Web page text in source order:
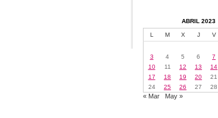
ABRIL 2023
L M X J V
3
4 5 6 7
10
11 12 13 14
17
18 19 20 21
24
25 26 27 28
« Mar May »